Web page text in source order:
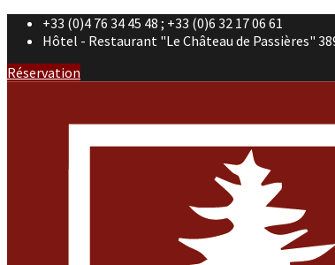
+33 (0)4 76 34 45 48 ; +33 (0)6 32 17 06 61
Hôtel - Restaurant "Le Château de Passières"
Réservation